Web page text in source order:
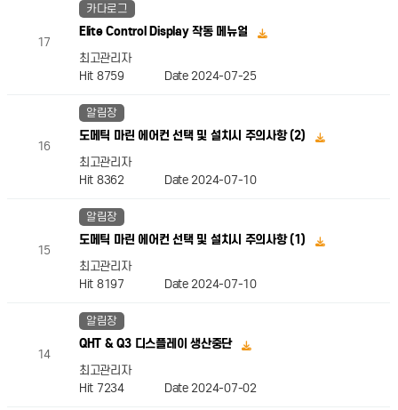
17
카다로그
Elite Control Display 작동 메뉴얼
최고관리자
Hit 8759 Date 2024-07-25
16
알림장
도메틱 마린 에어컨 선택 및 설치시 주의사항 (2)
최고관리자
Hit 8362 Date 2024-07-10
15
알림장
도메틱 마린 에어컨 선택 및 설치시 주의사항 (1)
최고관리자
Hit 8197 Date 2024-07-10
14
알림장
QHT & Q3 디스플레이 생산중단
최고관리자
Hit 7234 Date 2024-07-02